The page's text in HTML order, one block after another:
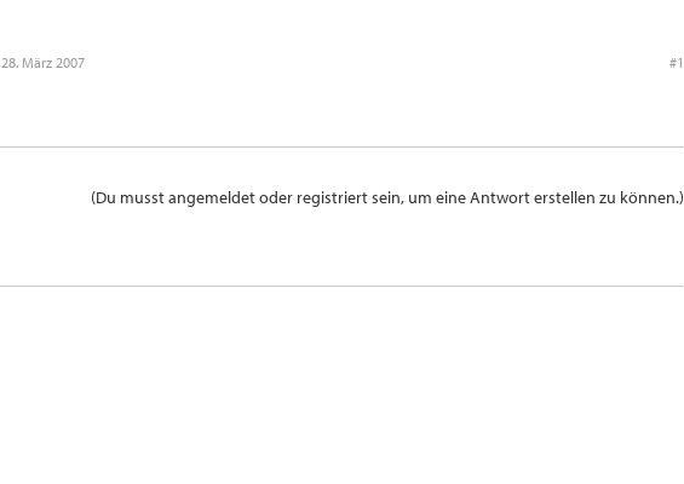
28. März 2007 #1
(Du musst angemeldet oder registriert sein, um eine Antwort erstellen zu können.)